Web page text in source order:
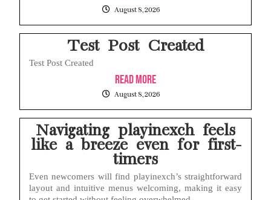
August 8, 2026
Test Post Created
Test Post Created
Read More
August 8, 2026
Navigating playinexch feels
like a breeze even for first-
timers
Even newcomers will find playinexch’s straightforward
layout and intuitive menus welcoming, making it easy